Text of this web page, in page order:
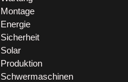
Montage
Energie
Sicherheit
Solar
Produktion
Schwermaschinen